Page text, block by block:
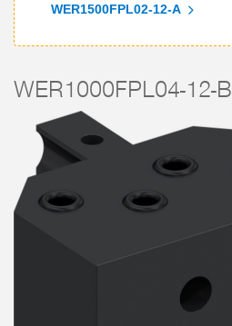
WER1500FPL02-12-A
WER1000FPL04-12-B